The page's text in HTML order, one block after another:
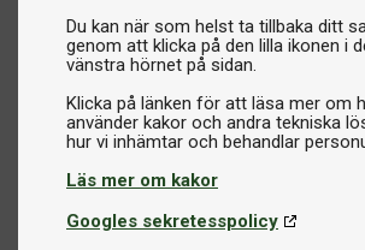
Du kan när som helst ta tillbaka ditt
genom att klicka på den lilla ikonen i
vänstra hörnet på sidan.
Klicka på länken för att läsa mer om
använder kakor och andra tekniska
Läs mer om kakor
Googles sekretesspolicy